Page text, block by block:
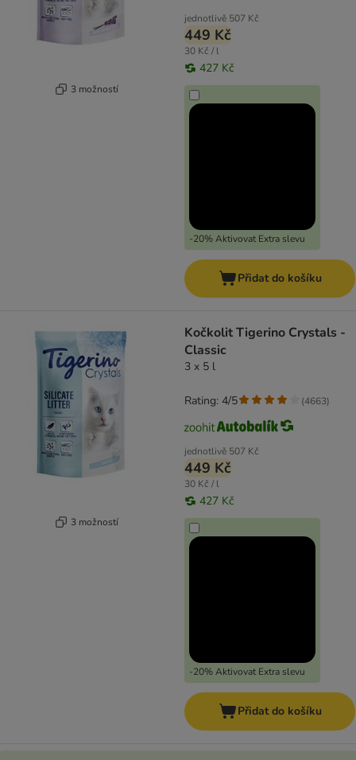
3 možností
jednotlivě 507 Kč
449 Kč
30 Kč / l
427 Kč
-20% Aktivovat Extra slevu
Přidat do košíku
3 možností
Kočkolit Tigerino Crystals -
Classic
3 x 5 l
jednotlivě 507 Kč
449 Kč
30 Kč / l
427 Kč
-20% Aktivovat Extra slevu
Rating: 4/5 (4663)
Přidat do košíku